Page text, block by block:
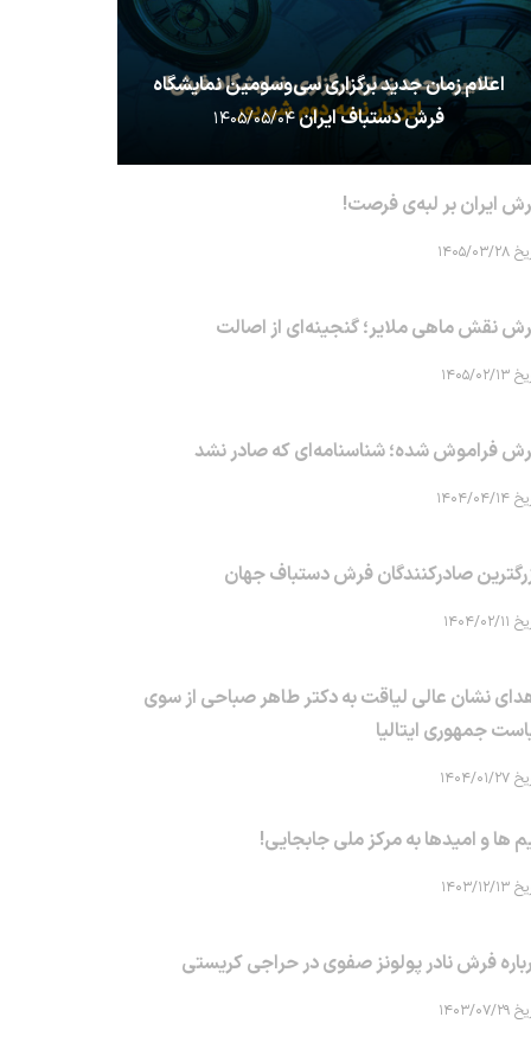
اعلام زمان جدید برگزاری سی‌وسومین نمایشگاه
فرش دستباف ایران۱۴۰۵/۰۵/۰۴
ایران بر لبه‌ی فرصت!
۰۳/۲۸
نقش ماهی‌ ملایر؛ گنجینه‌ای از اصالت
۰۲/۱۳
فراموش شده؛ شناسنامه‌ای که صادر نشد
۰۴/۱۴
صادرکنندگان فرش دستباف جهان
۰۲/۱۱
نشان عالی لیاقت به دکتر طاهر صباحی از سوی
جمهوری ایتالیا
۰۱/۲۷
ها و امیدها به مرکز ملی جابجایی!
۱۲/۱۳
فرش نادر پولونز صفوی در حراجی کریستی
۰۷/۲۹